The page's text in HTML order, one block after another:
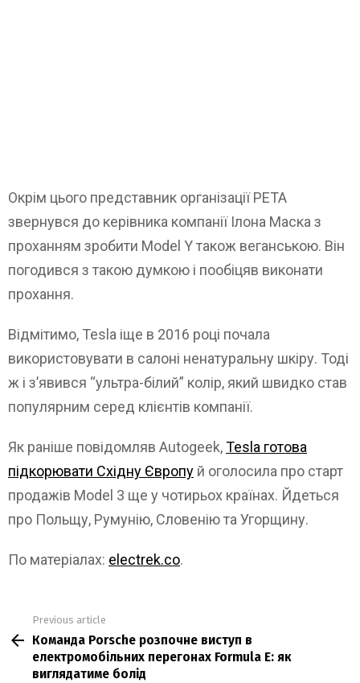
Окрім цього представник організації PETA
звернувся до керівника компанії Ілона Маска з
проханням зробити Model Y також веганською. Він
погодився з такою думкою і пообіцяв виконати
прохання.
Відмітимо, Tesla іще в 2016 році почала
використовувати в салоні ненатуральну шкіру. Тоді
ж і з’явився “ультра-білий” колір, який швидко став
популярним серед клієнтів компанії.
Як раніше повідомляв Autogeek,Tesla готова
підкорювати Східну Європу й оголосила про старт
продажів Model 3 ще у чотирьох країнах. Йдеться
про Польщу, Румунію, Словенію та Угорщину.
По матеріалах: electrek.co.
more
Previous article
Команда Porsche розпочне виступ в
електромобільних перегонах Formula E: як
виглядатиме болід